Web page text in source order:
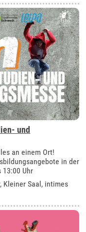
und
an einem Ort!
in der
13:00 Uhr
Kleiner Saal, intimes